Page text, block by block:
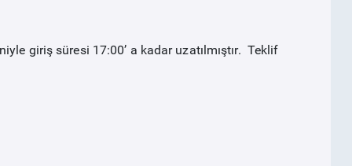
giriş süresi 17:00’ a kadar uzatılmıştır. Teklif